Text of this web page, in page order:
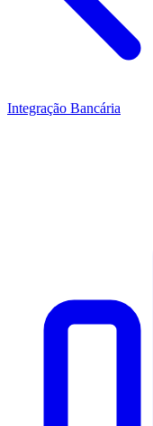
Integração Bancária